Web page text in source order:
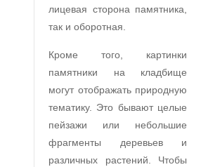
лицевая сторона памятника,
так и оборотная.
Кроме того, картинки
памятники на кладбище
могут отображать природную
тематику. Это бывают целые
пейзажи или небольшие
фрагменты деревьев и
различных растений. Чтобы